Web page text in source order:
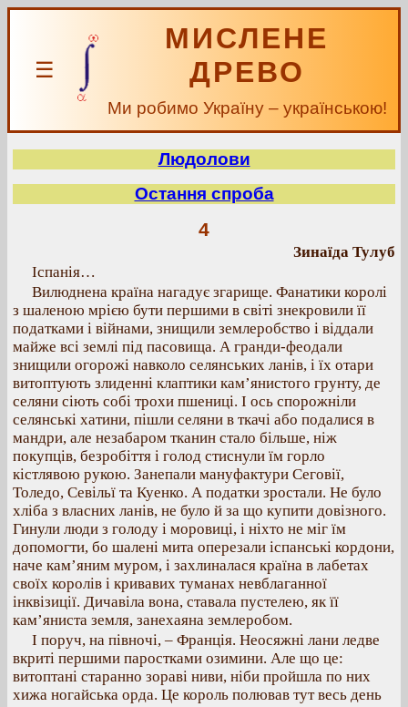
☰
МИСЛЕНЕ
ДРЕВО
Ми робимо Україну – українською!
Людолови
Остання спроба
4
Зинаїда Тулуб
Іспанія…
Вилюднена країна нагадує згарище. Фанатики королі
з шаленою мрією бути першими в світі знекровили її
податками і війнами, знищили землеробство і віддали
майже всі землі під пасовища. А гранди-феодали
знищили огорожі навколо селянських ланів, і їх отари
витоптують злиденні клаптики кам’янистого грунту, де
селяни сіють собі трохи пшениці. І ось спорожніли
селянські хатини, пішли селяни в ткачі або подалися в
мандри, але незабаром тканин стало більше, ніж
покупців, безробіття і голод стиснули їм горло
кістлявою рукою. Занепали мануфактури Сеговії,
Толедо, Севільї та Куенко. А податки зростали. Не було
хліба з власних ланів, не було й за що купити довізного.
Гинули люди з голоду і моровиці, і ніхто не міг їм
допомогти, бо шалені мита оперезали іспанські кордони,
наче кам’яним муром, і захлиналася країна в лабетах
своїх королів і кривавих туманах невблаганної
інквізиції. Дичавіла вона, ставала пустелею, як її
кам’яниста земля, занехаяна землеробом.
І поруч, на півночі, – Франція. Неосяжні лани ледве
вкриті першими паростками озимини. Але що це:
витоптані старанно зораві ниви, ніби пройшла по них
хижа ногайська орда. Це король полював тут весь день